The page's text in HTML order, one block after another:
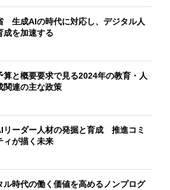
生成AIの時代に対応し、デジタル人
成を加速する
算と概要要求で見る2024年の教育・人
関連の主な政策
リーダー人材の発掘と育成 推進コミ
ィが描く未来
ル時代の働く価値を高めるノンプログ